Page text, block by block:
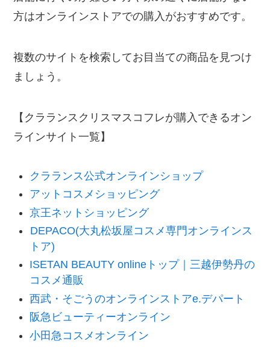
方はオンラインストアでの購入がおすすめです。
複数のサイトを検索してお目当ての商品を見つけ
ましょう。
【クラランスクリスマスコフレが購入できるオン
ラインサイト一覧】
クラランス公式オンラインショップ
アットコスメショッピング
京王ネットショッピング
DEPACO(大丸松坂屋コスメ専門オンラインス
トア)
ISETAN BEAUTY onlineトップ｜三越伊勢丹の
コスメ通販
西武・そごうのオンラインストアe.デパート
阪急ビューティーオンライン
小田急コスメオンライン